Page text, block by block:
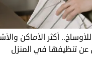
أكثر الأماكن
عن تنظيفها في المنزل